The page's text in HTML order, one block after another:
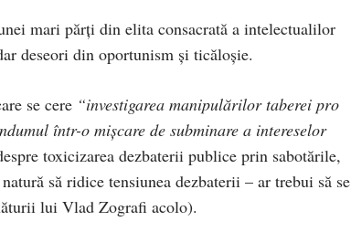
mari părți din elita consacrată a intelectualilor
deseori din oportunism și ticăloșie.
se cere “investigarea manipulărilor taberei pro
într-o mișcare de subminare a intereselor
toxicizarea dezbaterii publice prin sabotările,
să ridice tensiunea dezbaterii – ar trebui să se
lui Vlad Zografi acolo).